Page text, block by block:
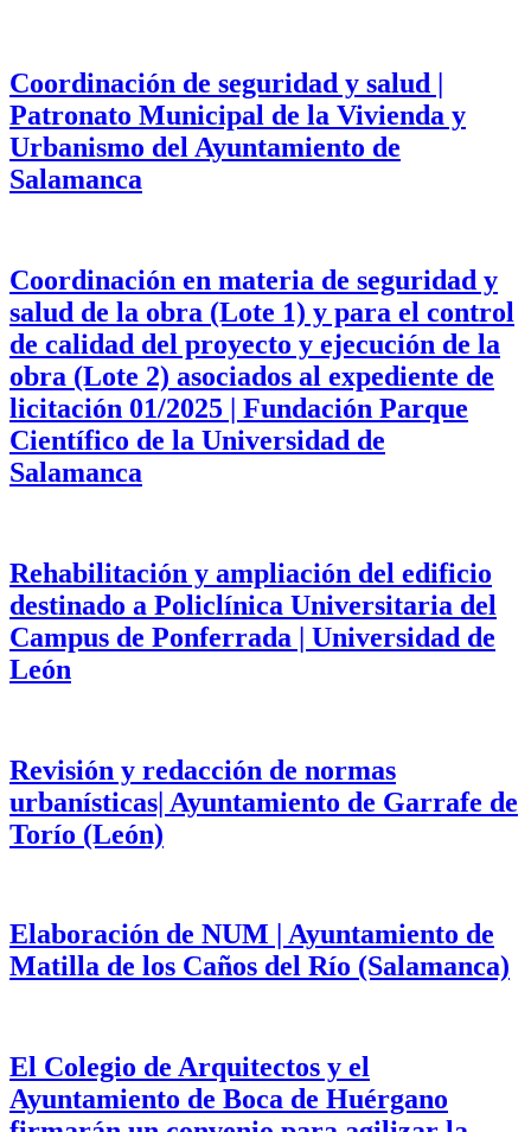
Coordinación de seguridad y salud |
Patronato Municipal de la Vivienda y
Urbanismo del Ayuntamiento de
Salamanca
Coordinación en materia de seguridad y
salud de la obra (Lote 1) y para el control
de calidad del proyecto y ejecución de la
obra (Lote 2) asociados al expediente de
licitación 01/2025 | Fundación Parque
Científico de la Universidad de
Salamanca
Rehabilitación y ampliación del edificio
destinado a Policlínica Universitaria del
Campus de Ponferrada | Universidad de
León
Revisión y redacción de normas
urbanísticas| Ayuntamiento de Garrafe de
Torío (León)
Elaboración de NUM | Ayuntamiento de
Matilla de los Caños del Río (Salamanca)
El Colegio de Arquitectos y el
Ayuntamiento de Boca de Huérgano